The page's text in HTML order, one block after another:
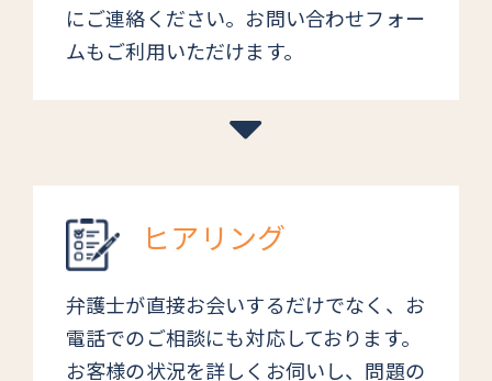
にご連絡ください。お問い合わせフォー
ムもご利用いただけます。
ヒアリング
弁護士が直接お会いするだけでなく、お
電話でのご相談にも対応しております。
お客様の状況を詳しくお伺いし、問題の